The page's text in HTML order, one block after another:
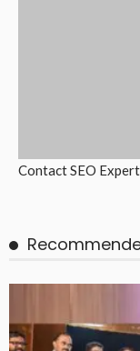
ContactSEO